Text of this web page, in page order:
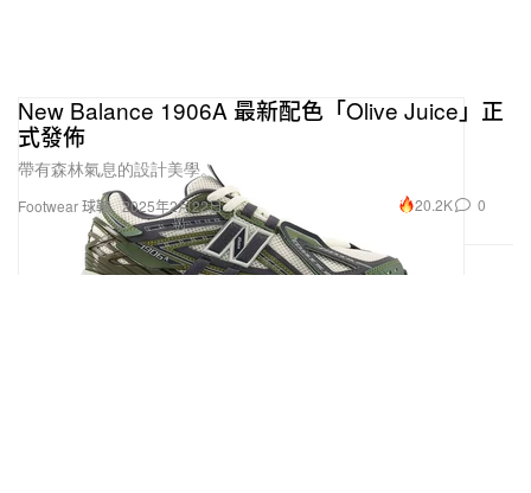
Footwear 球鞋
New Balance 1906A 最新配色「Olive Juice」正
式發佈
帶有森林氣息的設計美學。
2025年2月22日 20.2K 0